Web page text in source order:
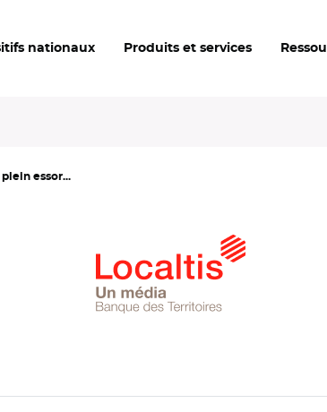
nationaux Produits et services
essor...